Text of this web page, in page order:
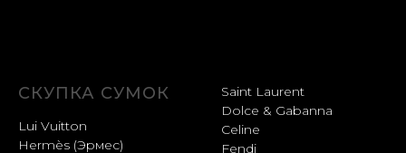
СКУПКА СУМОК
Lui Vuitton
Hermès (Эрмес)
Saint Laurent
Dolce & Gabanna
Celine
Fendi